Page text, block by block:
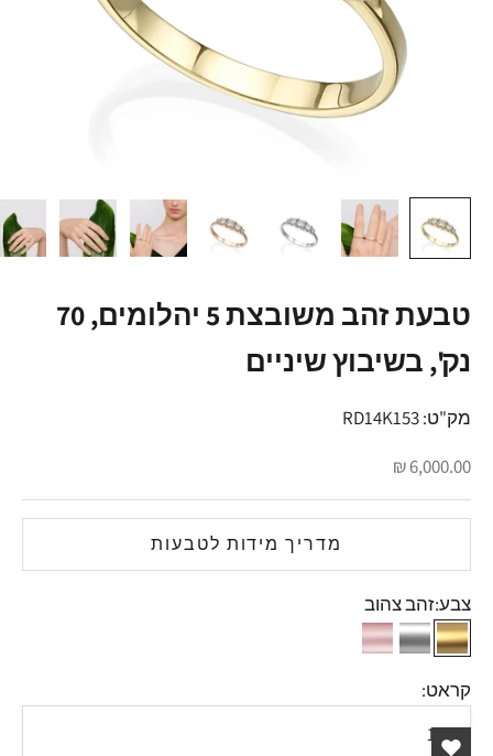
טבעת זהב משובצת 5 יהלומים, 70
נק', בשיבוץ שיניים
מק"ט: RD14K153
מחיר מבצע
6,000.00 ₪
מדריך מידות לטבעות
צבע:זהב צהוב
זהב צהוב
זהב לבןזהב אדום
קראט:
14K